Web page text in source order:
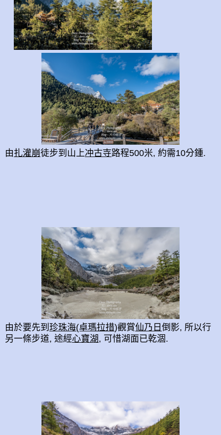
由扎灌崩徒步到山上冲古寺路程500米, 約需10分鍾.
由於要先到 珍珠海(卓瑪拉措)觀賞仙乃日 倒影, 所以行
另一條步道, 途經心寶湖, 可惜湖面已乾涸.